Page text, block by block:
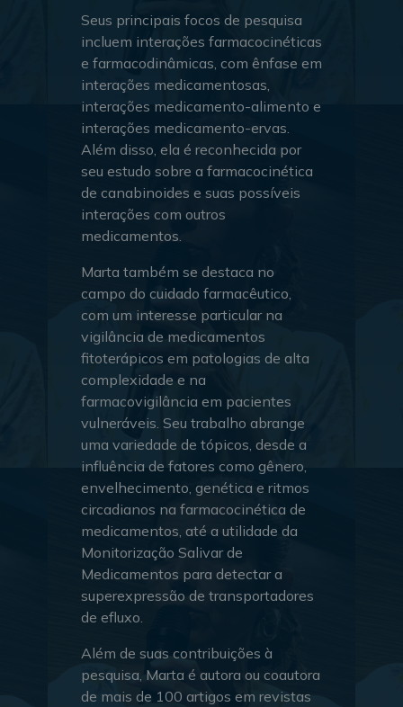
Seus principais focos de pesquisa
incluem interações farmacocinéticas
e farmacodinâmicas, com ênfase em
interações medicamentosas,
interações medicamento-alimento e
interações medicamento-ervas.
Além disso, ela é reconhecida por
seu estudo sobre a farmacocinética
de canabinoides e suas possíveis
interações com outros
medicamentos.
Marta também se destaca no
campo do cuidado farmacêutico,
com um interesse particular na
vigilância de medicamentos
fitoterápicos em patologias de alta
complexidade e na
farmacovigilância em pacientes
vulneráveis. Seu trabalho abrange
uma variedade de tópicos, desde a
influência de fatores como gênero,
envelhecimento, genética e ritmos
circadianos na farmacocinética de
medicamentos, até a utilidade da
Monitorização Salivar de
Medicamentos para detectar a
superexpressão de transportadores
de efluxo.
Além de suas contribuições à
pesquisa, Marta é autora ou coautora
de mais de 100 artigos em revistas